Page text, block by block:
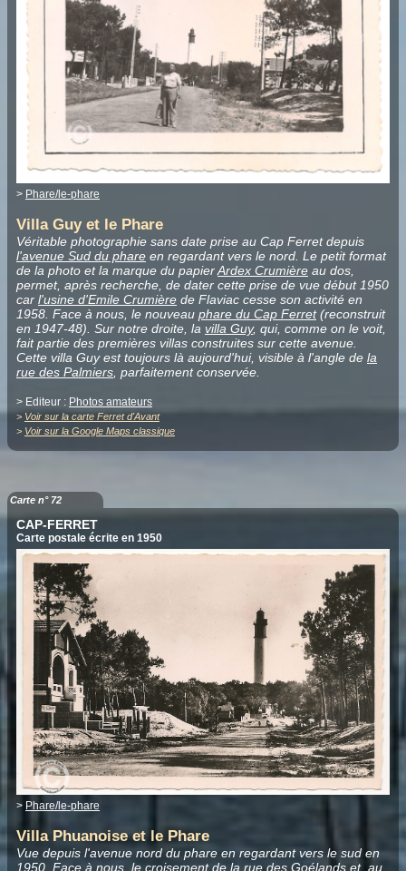
> Phare/le-phare
Villa Guy et le Phare
Véritable photographie sans date prise au Cap Ferret depuis
l'avenue Sud du phare en regardant vers le nord. Le petit format
de la photo et la marque du papierArdex Crumière au dos,
permet, après recherche, de dater cette prise de vue début 1950
car l'usine d'Emile Crumière de Flaviac cesse son activité en
1958. Face à nous, le nouveau phare du Cap Ferret(reconstruit
en 1947-48). Sur notre droite, la villa Guy, qui, comme on le voit,
fait partie des premières villas construites sur cette avenue.
Cette villa Guy est toujours là aujourd'hui, visible à l'angle de la
rue des Palmiers, parfaitement conservée.
> Editeur : Photos amateurs
> Voir sur la carte Ferret d'Avant
> Voir sur la Google Maps classique
Carte n° 72
CAP-FERRET
Carte postale écrite en 1950
> Phare/le-phare
Villa Phuanoise et le Phare
Vue depuis l'avenue nord du phare en regardant vers le sud en
1950. Face à nous, le croisement de la rue des Goélands et, au